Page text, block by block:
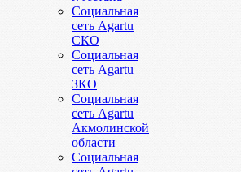
Социальная
сеть Agartu
СКО
Социальная
сеть Agartu
ЗКО
Социальная
сеть Agartu
Акмолинской
области
Социальная